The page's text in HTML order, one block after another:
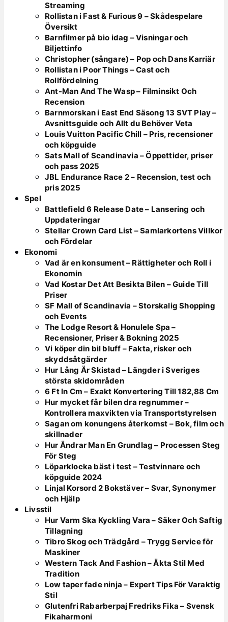
Streaming
Rollistan i Fast & Furious 9 – Skådespelare
Översikt
Barnfilmer på bio idag – Visningar och
Biljettinfo
Christopher (sångare) – Pop och Dans Karriär
Rollistan i Poor Things – Cast och
Rollfördelning
Ant-Man And The Wasp – Filminsikt Och
Recension
Barnmorskan i East End Säsong 13 SVT Play –
Avsnittsguide och Allt du Behöver Veta
Louis Vuitton Pacific Chill – Pris, recensioner
och köpguide
Sats Mall of Scandinavia – Öppettider, priser
och pass 2025
JBL Endurance Race 2 – Recension, test och
pris 2025
Spel
Battlefield 6 Release Date – Lansering och
Uppdateringar
Stellar Crown Card List – Samlarkortens Villkor
och Fördelar
Ekonomi
Vad är en konsument – Rättigheter och Roll i
Ekonomin
Vad Kostar Det Att Besikta Bilen – Guide Till
Priser
SF Mall of Scandinavia – Storskalig Shopping
och Events
The Lodge Resort & Honulele Spa –
Recensioner, Priser & Bokning 2025
Vi köper din bil bluff – Fakta, risker och
skyddsåtgärder
Hur Lång Är Skistad – Längder i Sveriges
största skidområden
6 Ft In Cm – Exakt Konvertering Till 182,88 Cm
Hur mycket får bilen dra regnummer –
Kontrollera maxvikten via Transportstyrelsen
Sagan om konungens återkomst – Bok, film och
skillnader
Hur Ändrar Man En Grundlag – Processen Steg
För Steg
Löparklocka bäst i test – Testvinnare och
köpguide 2024
Linjal Korsord 2 Bokstäver – Svar, Synonymer
och Hjälp
Livsstil
Hur Varm Ska Kyckling Vara – Säker Och Saftig
Tillagning
Tibro Skog och Trädgård – Trygg Service för
Maskiner
Western Tack And Fashion – Äkta Stil Med
Tradition
Low taper fade ninja – Expert Tips För Varaktig
Stil
Glutenfri Rabarberpaj Fredriks Fika – Svensk
Fikaharmoni